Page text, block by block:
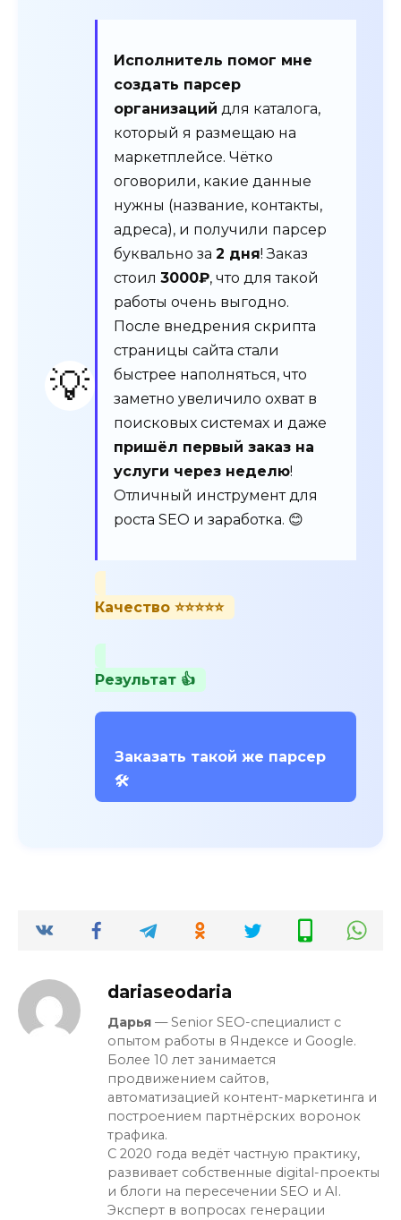
💡
Исполнитель помог мне
создать парсер
организаций для каталога,
который я размещаю на
маркетплейсе. Чётко
оговорили, какие данные
нужны (название, контакты,
адреса), и получили парсер
буквально за 2 дня! Заказ
стоил 3000₽, что для такой
работы очень выгодно.
После внедрения скрипта
страницы сайта стали
быстрее наполняться, что
заметно увеличило охват в
поисковых системах и даже
пришёл первый заказ на
услуги через неделю!
Отличный инструмент для
роста SEO и заработка. 😊
Качество ⭐⭐⭐⭐⭐
Результат 👍
Заказать такой же парсер
🛠️
dariaseodaria
Дарья — Senior SEO-специалист с
опытом работы в Яндексе и Google.
Более 10 лет занимается
продвижением сайтов,
автоматизацией контент-маркетинга и
построением партнёрских воронок
трафика.
С 2020 года ведёт частную практику,
развивает собственные digital-проекты
и блоги на пересечении SEO и AI.
Эксперт в вопросах генерации